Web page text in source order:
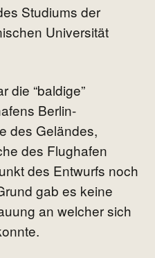
Studiums der
Universität
die “baldige”
Berlin-
des Geländes,
des Flughafen
des Entwurfs noch
gab es keine
an welcher sich